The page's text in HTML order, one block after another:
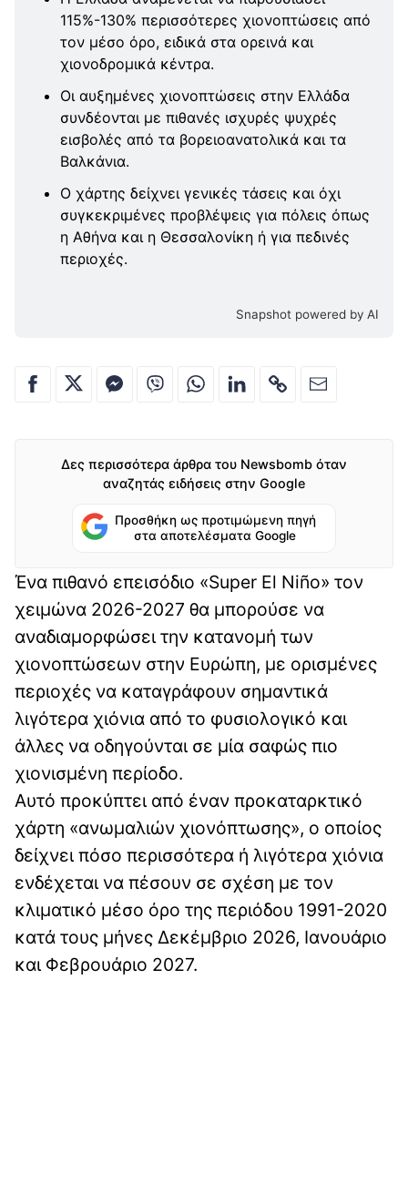
115%-130% περισσότερες χιονοπτώσεις από
τον μέσο όρο, ειδικά στα ορεινά και
χιονοδρομικά κέντρα.
Οι αυξημένες χιονοπτώσεις στην Ελλάδα
συνδέονται με πιθανές ισχυρές ψυχρές
εισβολές από τα βορειοανατολικά και τα
Βαλκάνια.
Ο χάρτης δείχνει γενικές τάσεις και όχι
συγκεκριμένες προβλέψεις για πόλεις όπως
η Αθήνα και η Θεσσαλονίκη ή για πεδινές
περιοχές.
Snapshot powered by AI
Δες περισσότερα άρθρα του Newsbomb όταν
αναζητάς ειδήσεις στην Google
Προσθήκη ως προτιμώμενη πηγή
στα αποτελέσματα Google
Ένα πιθανό επεισόδιο «Super El Niño» τον
χειμώνα 2026-2027 θα μπορούσε να
αναδιαμορφώσει την κατανομή των
χιονοπτώσεων στην Ευρώπη, με ορισμένες
περιοχές να καταγράφουν σημαντικά
λιγότερα χιόνια από το φυσιολογικό και
άλλες να οδηγούνται σε μία σαφώς πιο
χιονισμένη περίοδο.
Αυτό προκύπτει από έναν προκαταρκτικό
χάρτη «ανωμαλιών χιονόπτωσης», ο οποίος
δείχνει πόσο περισσότερα ή λιγότερα χιόνια
ενδέχεται να πέσουν σε σχέση με τον
κλιματικό μέσο όρο της περιόδου 1991-2020
κατά τους μήνες Δεκέμβριο 2026, Ιανουάριο
και Φεβρουάριο 2027.